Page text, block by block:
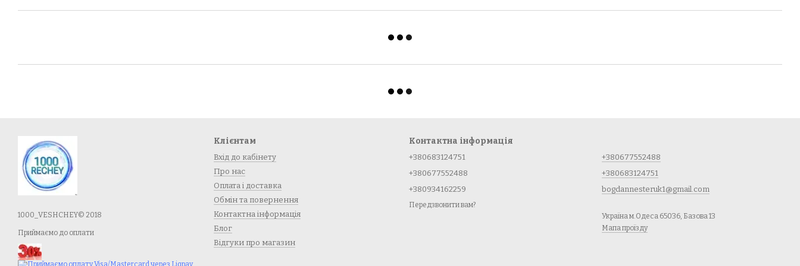
1000_VESHCHEY© 2018
Приймаємо до оплати
Клієнтам
Вхід до кабінету
Про нас
Оплата і доставка
Обмін та повернення
Контактна інформація
Блог
Відгуки про магазин
Контактна інформація
+380683124751
+380677552488
+380934162259
Передзвонити вам?
+380677552488
+380683124751
bogdannesteruk1@gmail.com
Україна м.Одеса 65036, Базова 13
Мапа проїзду